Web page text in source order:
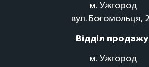
м. Ужгород
вул. Богомольця,
Відділ
м. Ужгород